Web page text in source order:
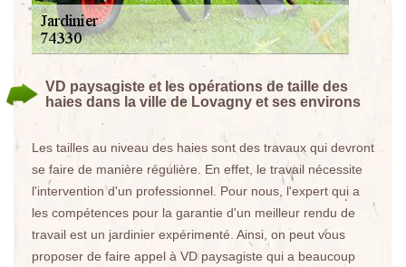
VD paysagiste et les opérations de taille des
haies dans la ville de Lovagny et ses environs
Les tailles au niveau des haies sont des travaux qui devront
se faire de manière régulière. En effet, le travail nécessite
l'intervention d'un professionnel. Pour nous, l'expert qui a
les compétences pour la garantie d'un meilleur rendu de
travail est un jardinier expérimenté. Ainsi, on peut vous
proposer de faire appel à VD paysagiste qui a beaucoup